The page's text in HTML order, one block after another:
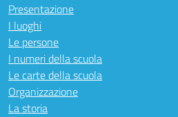
Presentazione
I luoghi
Le persone
I numeri della scuola
Le carte della scuola
Organizzazione
La storia